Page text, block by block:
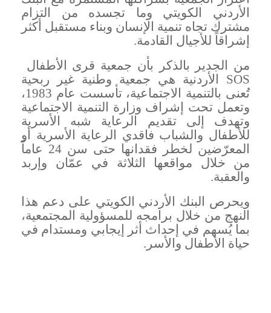
الأردني الكويتي وما تجسده من التزام
مشترك تجاه تنمية الإنسان وبناء مستقبل أكثر
إشراقاً للأجيال القادمة.
من الجدير بالذكر بأن جمعية قرى الأطفال
SOS
الأردنية هي جمعية وطنية غير ربحية
تُعنى بالتنمية الاجتماعية، تأسست عام 1983،
وتعمل تحت إشراف وزارة التنمية الاجتماعية
وتهدف إلى تقديم الرعاية شبه الأسرية
للأطفال والشباب فاقدي الرعاية الأسرية أو
المعرّضين لخطر فقدانها حتى سن 24 عاماً
من خلال مواقعها الثلاثة في عمّان وإربد
والعقبة.
ويحرص البنك الأردني الكويتي على دعم هذا
النهج من خلال برامجه للمسؤولية المجتمعية،
بما يُسهم في إحداث أثر إيجابي ومستدام في
حياة الأطفال والأسر .